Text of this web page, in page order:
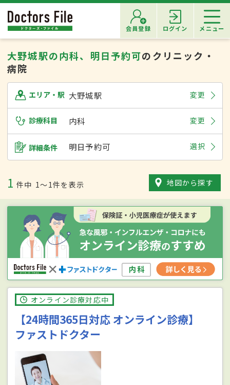
会員登録 ログイン メニュー
大野城駅の内科、明日予約可のクリニック・
病院
エリア・駅 大野城駅 変更
診療科目 内科 変更
詳細条件 明日予約可 選択
1 件中 1〜1件を表示 地図から探す
オンライン診療対応中
【24時間365日対応 オンライン診療】
ファストドクター